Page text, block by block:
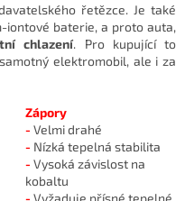
řetězce. Je také
baterie, a proto auta,
chlazení. Pro kupující to
elektromobil, ale i za
Zápory
- Velmi drahé
- Nízká tepelná stabilita
- Vysoká závislost na
kobaltu
- Vyžaduje přísné tepelné